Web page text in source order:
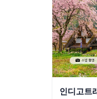
인디고트